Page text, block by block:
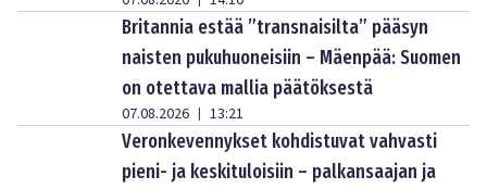
Britannia estää ”transnaisilta” pääsyn
naisten pukuhuoneisiin – Mäenpää: Suomen
on otettava mallia päätöksestä
07.08.2026 | 13:21
Veronkevennykset kohdistuvat vahvasti
pieni- ja keskituloisiin – palkansaajan ja